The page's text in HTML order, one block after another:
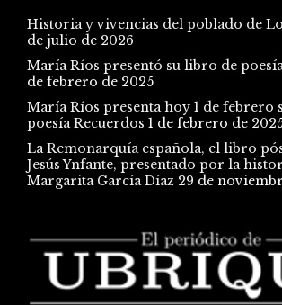
Historia y vivencias del poblado de
de julio de 2026
María Ríos presentó su libro de
de febrero de 2025
María Ríos presenta hoy 1 de febrero
poesía Recuerdos 1 de febrero de
La Remonarquía española, el libro
Jesús Ynfante, presentado por la
Margarita García Díaz 29 de